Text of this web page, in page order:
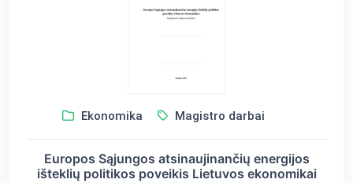
Ekonomika Magistro darbai
Europos Sąjungos atsinaujinančių energijos
išteklių politikos poveikis Lietuvos ekonomikai